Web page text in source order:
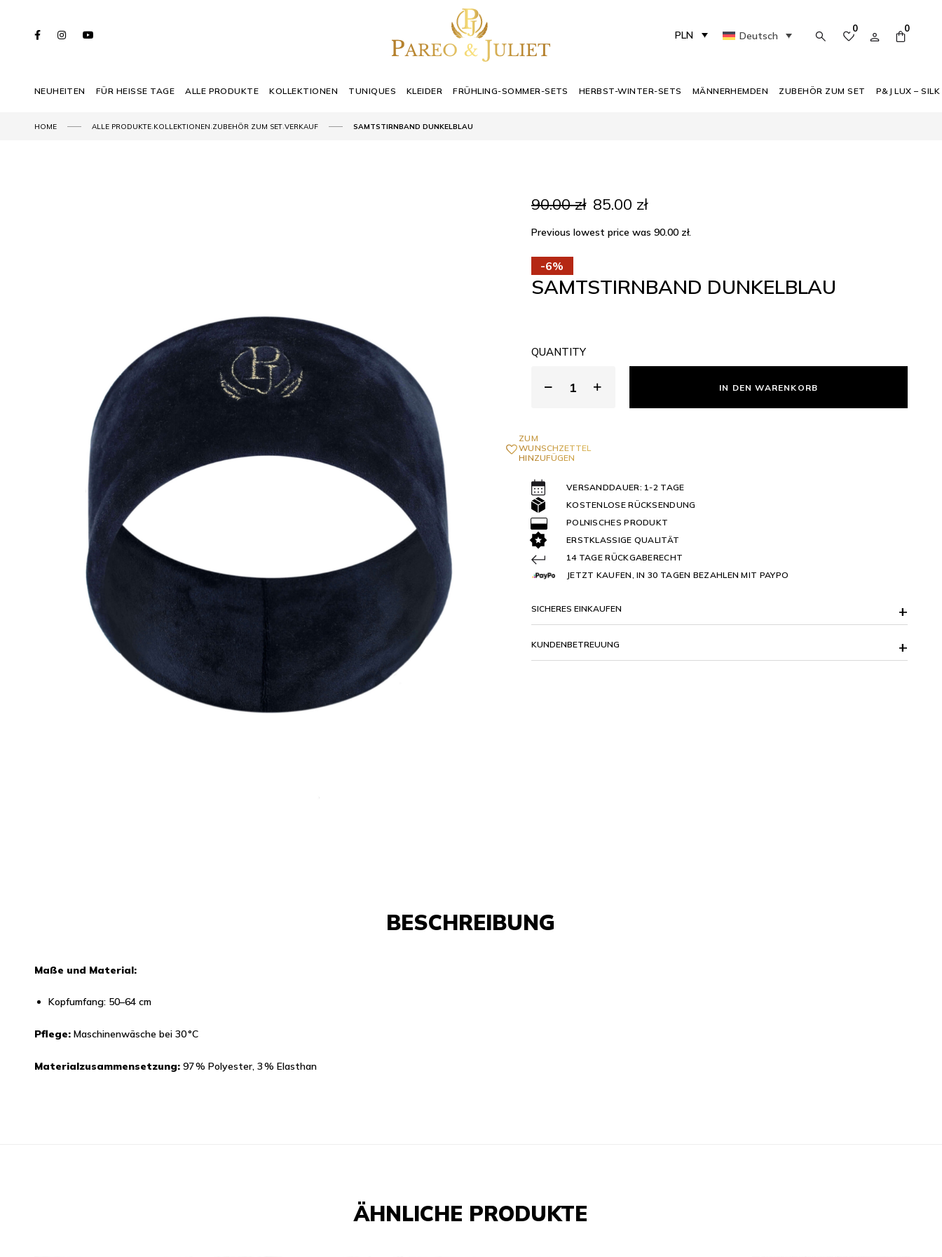
PLN Deutsch
0 0
NEUHEITEN FÜR HEISSE TAGE ALLE PRODUKTE KOLLEKTIONEN TUNIQUES KLEIDER FRÜHLING-SOMMER-SETS HERBST-WINTER-SETS MÄNNERHEMDEN ZUBEHÖR ZUM SET P&J LUX – SILK
HOME ALLE PRODUKTE,KOLLEKTIONEN,ZUBEHÖR ZUM SET,VERKAUF SAMTSTIRNBAND DUNKELBLAU
90.00zł Ursprünglicher
Preis
war:
90.00 zł
85.00 złAktueller
Preis
ist:
85.00 zł.
Previous lowest price was 90.00 zł.
-6%
SAMTSTIRNBAND DUNKELBLAU
QUANTITY
IN DEN WARENKORB
ZUM
WUNSCHZETTEL
HINZUFÜGEN
VERSANDDAUER: 1-2 TAGE
KOSTENLOSE RÜCKSENDUNG
POLNISCHES PRODUKT
ERSTKLASSIGE QUALITÄT
14 TAGE RÜCKGABERECHT
JETZT KAUFEN, IN 30 TAGEN BEZAHLEN MIT PAYPO
SICHERES EINKAUFEN
KUNDENBETREUUNG
BESCHREIBUNG
Maße und Material:
Kopfumfang: 50–64 cm
Pflege:Maschinenwäsche bei 30 °C
Materialzusammensetzung:97 % Polyester, 3 % Elasthan
ÄHNLICHE PRODUKTE